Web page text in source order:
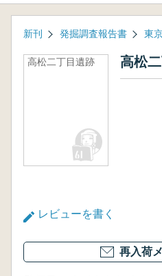
新刊 発掘調査報告書 東
高松二丁目遺跡 高松
レビューを書く
再入荷